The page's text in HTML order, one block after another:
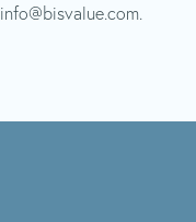
info@bisvalue.com.